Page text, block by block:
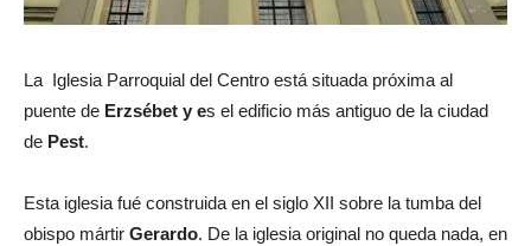
La Iglesia Parroquial del Centro está situada próxima al
puente de Erzsébet y es el edificio más antiguo de la ciudad
de Pest.
Esta iglesia fué construida en el siglo XII sobre la tumba del
obispo mártir Gerardo. De la iglesia original no queda nada, en